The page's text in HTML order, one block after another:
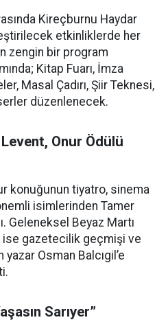
Kireçburnu Haydar
etkinliklerde her
zengin bir program
Kitap Fuarı, İmza
Masal Çadırı, Şiir Teknesi,
düzenlenecek.
Onur Ödülü
konuğunun tiyatro, sinema
isimlerinden Tamer
Geleneksel Beyaz Martı
ise gazetecilik geçmişi ve
yazar Osman Balcıgil’e
Sarıyer”